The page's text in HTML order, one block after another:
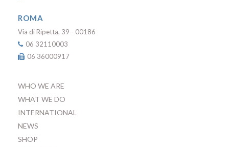
ROMA
Via di Ripetta, 39 - 00186
06 32110003
06 36000917
WHO WE ARE
WHAT WE DO
INTERNATIONAL
NEWS
SHOP